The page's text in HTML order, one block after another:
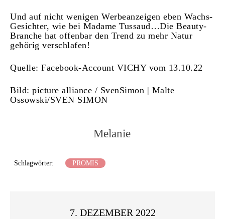
Und auf nicht wenigen Werbeanzeigen eben Wachs-
Gesichter, wie bei Madame Tussaud…Die Beauty-
Branche hat offenbar den Trend zu mehr Natur
gehörig verschlafen!
Quelle: Facebook-Account VICHY vom 13.10.22
Bild: picture alliance / SvenSimon | Malte
Ossowski/SVEN SIMON
Melanie
Schlagwörter: PROMIS
7. DEZEMBER 2022